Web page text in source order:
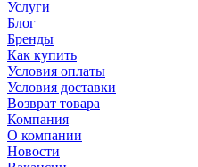
Услуги
Блог
Бренды
Как купить
Условия оплаты
Условия доставки
Возврат товара
Компания
О компании
Новости